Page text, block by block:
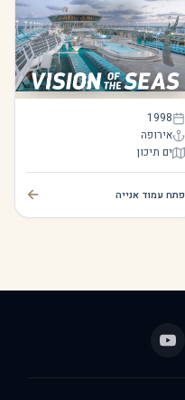
Vision of the Seas
1998
אירופה
ים תיכון
פתח עמוד אנייה ←